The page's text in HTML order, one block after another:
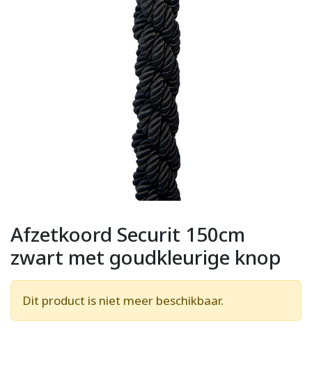
Afzetkoord Securit 150cm
zwart met goudkleurige knop
Dit product is niet meer beschikbaar.